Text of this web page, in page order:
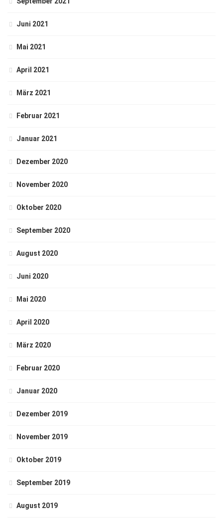
Juni 2021
Mai 2021
April 2021
März 2021
Februar 2021
Januar 2021
Dezember 2020
November 2020
Oktober 2020
September 2020
August 2020
Juni 2020
Mai 2020
April 2020
März 2020
Februar 2020
Januar 2020
Dezember 2019
November 2019
Oktober 2019
September 2019
August 2019